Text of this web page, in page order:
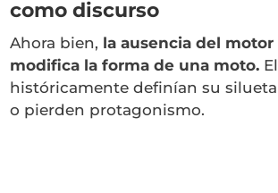
como discurso
Ahora bien, la ausencia del
modifica la forma de una moto.
históricamente definían su silueta
o pierden protagonismo.